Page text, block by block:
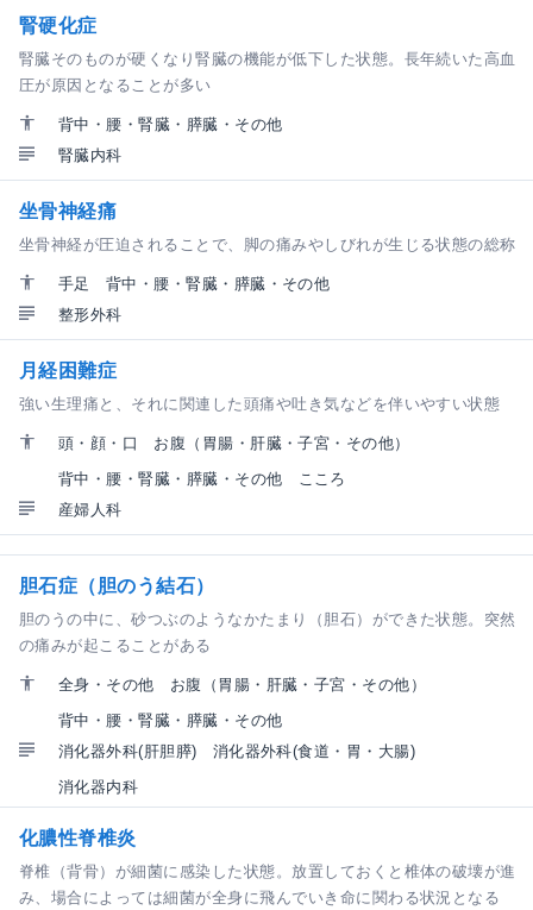
腎硬化症
腎臓そのものが硬くなり腎臓の機能が低下した状態。長年続いた高血
圧が原因となることが多い
背中・腰・腎臓・膵臓・その他
腎臓内科
坐骨神経痛
坐骨神経が圧迫されることで、脚の痛みやしびれが生じる状態の総称
手足
背中・腰・腎臓・膵臓・その他
整形外科
月経困難症
強い生理痛と、それに関連した頭痛や吐き気などを伴いやすい状態
頭・顔・口
お腹（胃腸・肝臓・子宮・その他）
背中・腰・腎臓・膵臓・その他
こころ
産婦人科
胆石症（胆のう結石）
胆のうの中に、砂つぶのようなかたまり（胆石）ができた状態。突然
の痛みが起こることがある
全身・その他
お腹（胃腸・肝臓・子宮・その他）
背中・腰・腎臓・膵臓・その他
消化器外科(肝胆膵)
消化器外科(食道・胃・大腸)
消化器内科
化膿性脊椎炎
脊椎（背骨）が細菌に感染した状態。放置しておくと椎体の破壊が進
み、場合によっては細菌が全身に飛んでいき命に関わる状況となる